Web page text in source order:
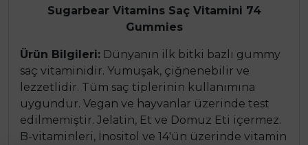
Sugarbear Vitamins Saç Vitamini 74
Gummies
Ürün Bilgileri: Dünyanın ilk bitki bazlı gummy
saç vitaminidir. Yumuşak, çiğnenebilir ve
lezzetlidir. Tüm saç tiplerinin kullanımına
uygundur. Vegan ve hayvanlar üzerinde test
edilmemiştir. Jelatin, Et ve Domuz Eti içermez.
B-vitaminleri, İnositol ve 14'ün üzerinde vitamin